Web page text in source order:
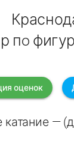
пo
оценок
катание —